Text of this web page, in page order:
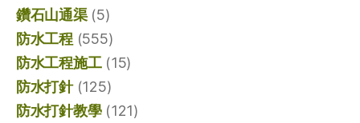
鑽石山通渠(5)
防水工程(555)
防水工程施工(15)
防水打針(125)
防水打針教學(121)